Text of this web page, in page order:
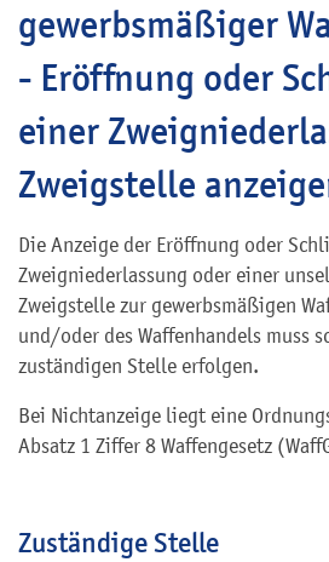
gewerbsmäßiger
- Eröffnung oder
einer
Zweigstelle
Die Anzeige der Eröffnung oder
Zweigniederlassung oder einer
Zweigstelle zur gewerbsmäßigen
und/oder des Waffenhandels muss
zuständigen Stelle erfolgen.
Bei Nichtanzeige liegt eine
Absatz 1 Ziffer 8 Waffengesetz
Zuständige Stelle